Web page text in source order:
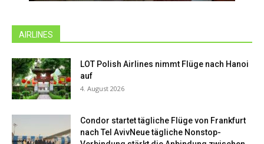
AIRLINES
LOT Polish Airlines nimmt Flüge nach Hanoi
auf
4. August 2026
Condor startet tägliche Flüge von Frankfurt
nach Tel AvivNeue tägliche Nonstop-